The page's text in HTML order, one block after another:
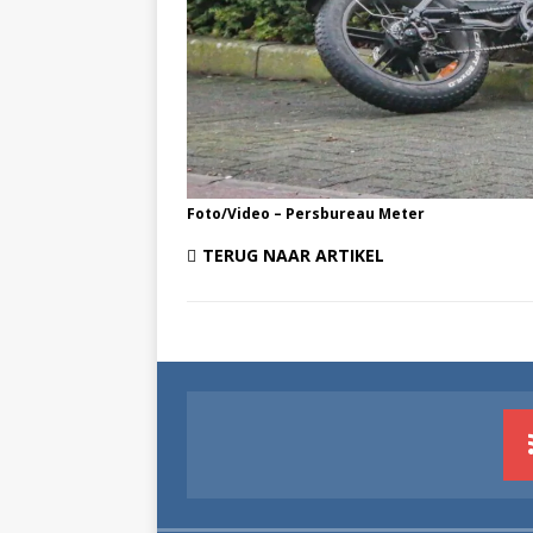
Foto/Video – Persbureau Meter
TERUG NAAR ARTIKEL